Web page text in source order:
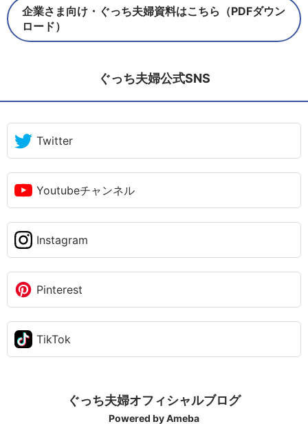
企業さま向け・ぐっち夫婦資料はこちら（PDFダウン
ロード）
ぐっち夫婦公式SNS
Twitter
Youtubeチャンネル
Instagram
Pinterest
TikTok
ぐっち夫婦オフィシャルブログ
Powered by Ameba